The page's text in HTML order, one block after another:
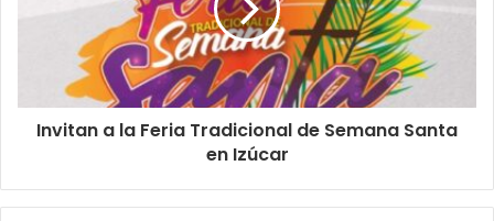
Invitan a la Feria Tradicional de Semana Santa
en Izúcar